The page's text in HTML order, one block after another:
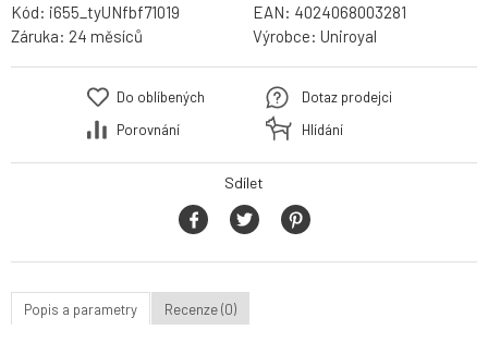
Kód: i655_tyUNfbf71019 EAN: 4024068003281
Záruka: 24 měsíců Výrobce: Uniroyal
Do oblíbených
Porovnání
Dotaz prodejci
Hlídání
Sdílet
Popis a parametry Recenze (0)